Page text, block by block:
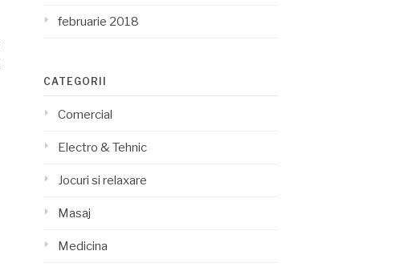
februarie 2018
CATEGORII
Comercial
Electro & Tehnic
Jocuri si relaxare
Masaj
Medicina